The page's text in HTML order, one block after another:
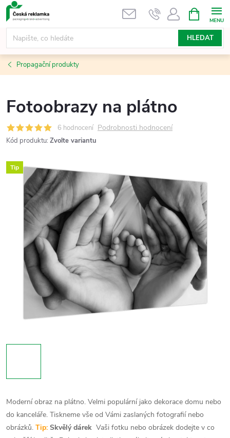
Přejít
na
obsah
HLEDAT
NÁKUPNÍ
KOŠÍK
Propagační produkty
Fotoobrazy na plátno
6 hodnocení Podrobnosti hodnocení
Kód produktu: Zvolte variantu
Tip
Moderní obraz na plátno. Velmi populární jako dekorace domu nebo
do kanceláře. Tiskneme vše od Vámi zaslaných fotografií nebo
obrázků. Tip: Skvělý dárek Vaši fotku nebo obrázek dodejte v co